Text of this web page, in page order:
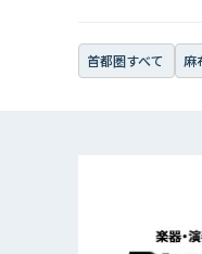
首都圏すべて 麻